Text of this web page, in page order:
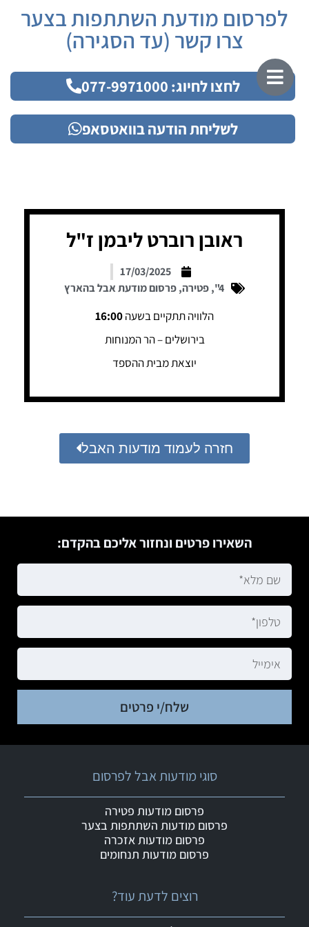
לפרסום מודעת השתתפות בצער
צרו קשר (עד הסגירה)
לחצו לחיוג: 077-9971000
לשליחת הודעה בוואטסאפ
ראובן רוברט ליבמן ז"ל
17/03/2025
4"
,פטירה,פרסום מודעת אבל בהארץ
הלוויה תתקיים בשעה16:00
בירושלים – הר המנוחות
יוצאת מבית ההספד
חזרה לעמוד מודעות האבל
השאירו פרטים ונחזור אליכם בהקדם:
שלח/י פרטים
רוצים לדעת עוד?
סוגי מודעות אבל לפרסום
פרסום מודעות פטירה
פרסום מודעות השתתפות בצער
פרסום מודעות אזכרה
פרסום מודעות תנחומים